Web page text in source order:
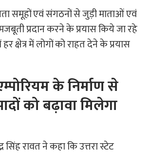
समूहों एवं संगठनों से जुड़ी माताओं एवं
प्रदान करने के प्रयास किये जा रहे
क्षेत्र में लोगों को राहत देने के प्रयास
के निर्माण से
को बढ़ावा मिलेगा
सिंह रावत ने कहा कि उत्तरा स्टेट